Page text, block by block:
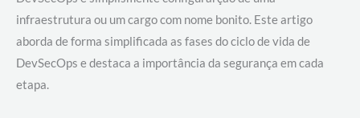
infraestrutura ou um cargo com nome bonito. Este artigo
aborda de forma simplificada as fases do ciclo de vida de
DevSecOps e destaca a importância da segurança em cada
etapa.